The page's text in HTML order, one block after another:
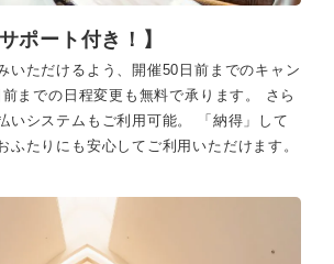
ポート付き！】
いただけるよう、開催50日前までのキャン
までの日程変更も無料で承ります。 さら
いシステムもご利用可能。 「納得」して
ふたりにも安心してご利用いただけます。